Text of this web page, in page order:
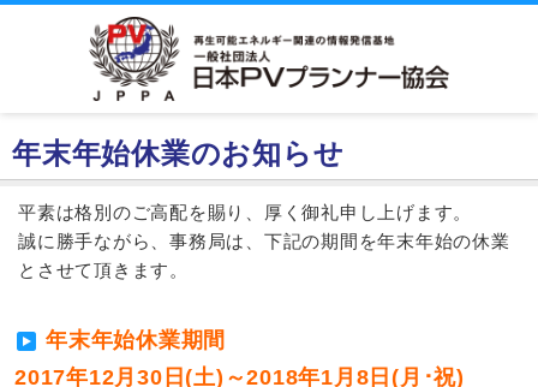
年末年始休業のお知らせ
平素は格別のご高配を賜り、厚く御礼申し上げます。
誠に勝手ながら、事務局は、下記の期間を年末年始の休業
とさせて頂きます。
年末年始休業期間
2017年12月30日(土)～2018年1月8日(月･祝)